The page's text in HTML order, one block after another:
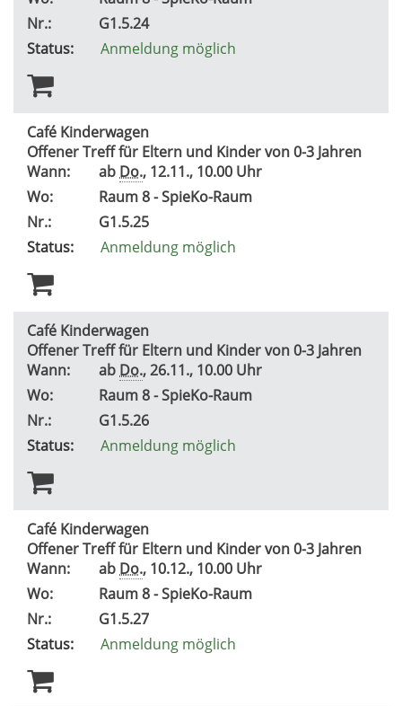
Nr.:
G1.5.24
Status:
Anmeldung möglich
Café Kinderwagen
Offener Treff für Eltern und Kinder von 0-3 Jahren
Wann:
ab Do., 12.11., 10.00 Uhr
Wo:
Raum 8 - SpieKo-Raum
Nr.:
G1.5.25
Status:
Anmeldung möglich
Café Kinderwagen
Offener Treff für Eltern und Kinder von 0-3 Jahren
Wann:
ab Do., 26.11., 10.00 Uhr
Wo:
Raum 8 - SpieKo-Raum
Nr.:
G1.5.26
Status:
Anmeldung möglich
Café Kinderwagen
Offener Treff für Eltern und Kinder von 0-3 Jahren
Wann:
ab Do., 10.12., 10.00 Uhr
Wo:
Raum 8 - SpieKo-Raum
Nr.:
G1.5.27
Status:
Anmeldung möglich